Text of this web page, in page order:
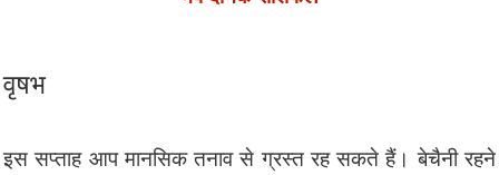
वृषभ
इस सप्ताह आप मानसिक तनाव से ग्रस्त रह सकते हैं। बेचैनी रहने